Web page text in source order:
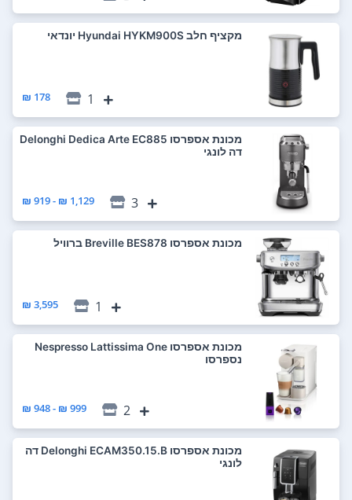
‏מקציף חלב Hyundai HYKM900S יונדאי
1
178 ₪
‏מכונת אספרסו Delonghi Dedica Arte EC885
דה לונגי
3
1,129 ₪ - 919 ₪
‏מכונת אספרסו Breville BES878 ברוויל
1
3,595 ₪
‏מכונת אספרסו Nespresso Lattissima One
נספרסו
2
999 ₪ - 948 ₪
‏מכונת אספרסו Delonghi ECAM350.15.B דה
לונגי